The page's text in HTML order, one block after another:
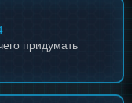
придумать